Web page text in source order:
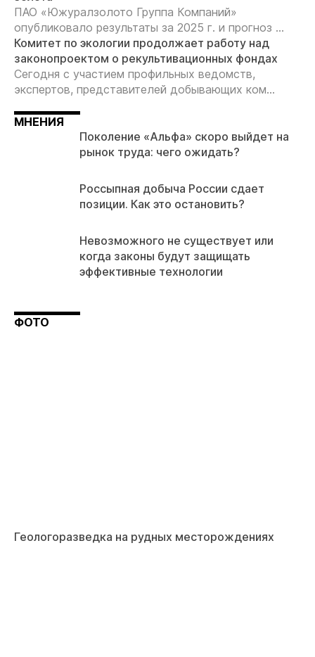
ПАО «Южуралзолото Группа Компаний»
опубликовало результаты за 2025 г. и прогноз ...
Комитет по экологии продолжает работу над
законопроектом о рекультивационных фондах
Сегодня с участием профильных ведомств,
экспертов, представителей добывающих ком...
МНЕНИЯ
Поколение «Альфа» скоро выйдет на
рынок труда: чего ожидать?
Россыпная добыча России сдает
позиции. Как это остановить?
Невозможного не существует или
когда законы будут защищать
эффективные технологии
ФОТО
Геологоразведка на рудных месторождениях